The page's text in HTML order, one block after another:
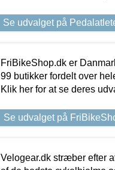
Se udvalget på
FriBikeShop.dk er
99 butikker fordelt over
Klik her for at se deres
Se udvalget på
Velogear.dk stræber efter